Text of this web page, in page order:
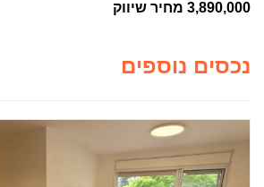
3,890,000 מחיר שיווק
נכסים נוספים